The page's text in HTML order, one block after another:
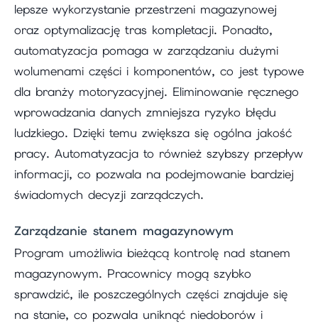
lepsze wykorzystanie przestrzeni magazynowej
oraz optymalizację tras kompletacji. Ponadto,
automatyzacja pomaga w zarządzaniu dużymi
wolumenami części i komponentów, co jest typowe
dla branży motoryzacyjnej. Eliminowanie ręcznego
wprowadzania danych zmniejsza ryzyko błędu
ludzkiego. Dzięki temu zwiększa się ogólna jakość
pracy. Automatyzacja to również szybszy przepływ
informacji, co pozwala na podejmowanie bardziej
świadomych decyzji zarządczych.
Zarządzanie stanem magazynowym
Program umożliwia bieżącą kontrolę nad stanem
magazynowym. Pracownicy mogą szybko
sprawdzić, ile poszczególnych części znajduje się
na stanie, co pozwala uniknąć niedoborów i